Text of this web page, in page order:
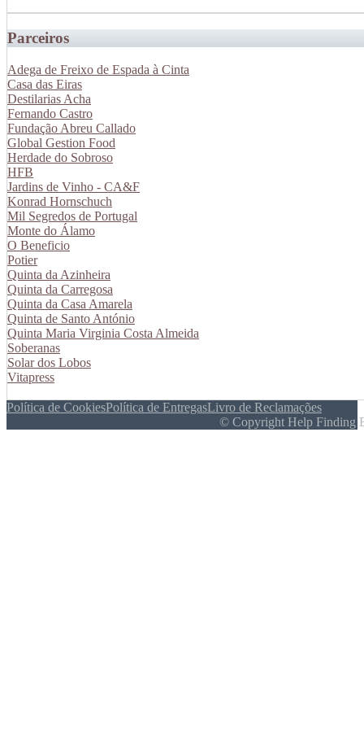
Parceiros
Adega de Freixo de Espada à Cinta
Casa das Eiras
Destilarias Acha
Fernando Castro
Fundação Abreu Callado
Global Gestion Food
Herdade do Sobroso
HFB
Jardins de Vinho - CA&F
Konrad Hornschuch
Mil Segredos de Portugal
Monte do Álamo
O Beneficio
Potier
Quinta da Azinheira
Quinta da Carregosa
Quinta da Casa Amarela
Quinta de Santo António
Quinta Maria Virginia Costa Almeida
Soberanas
Solar dos Lobos
Vitapress
Política de CookiesPolítica de EntregasLivro de Reclamações
© Copyright Help Finding